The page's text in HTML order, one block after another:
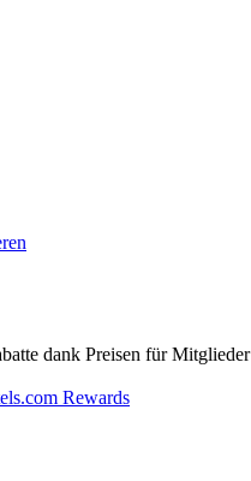
dank Preisen für Mitglieder
Rewards